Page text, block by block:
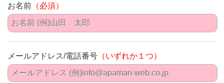
お名前 （必須）
メールアドレス/電話番号 （いずれか１つ）